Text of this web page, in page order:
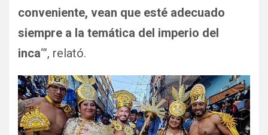
conveniente, vean que esté adecuado
siempre a la temática del imperio del
inca‘”, relató.